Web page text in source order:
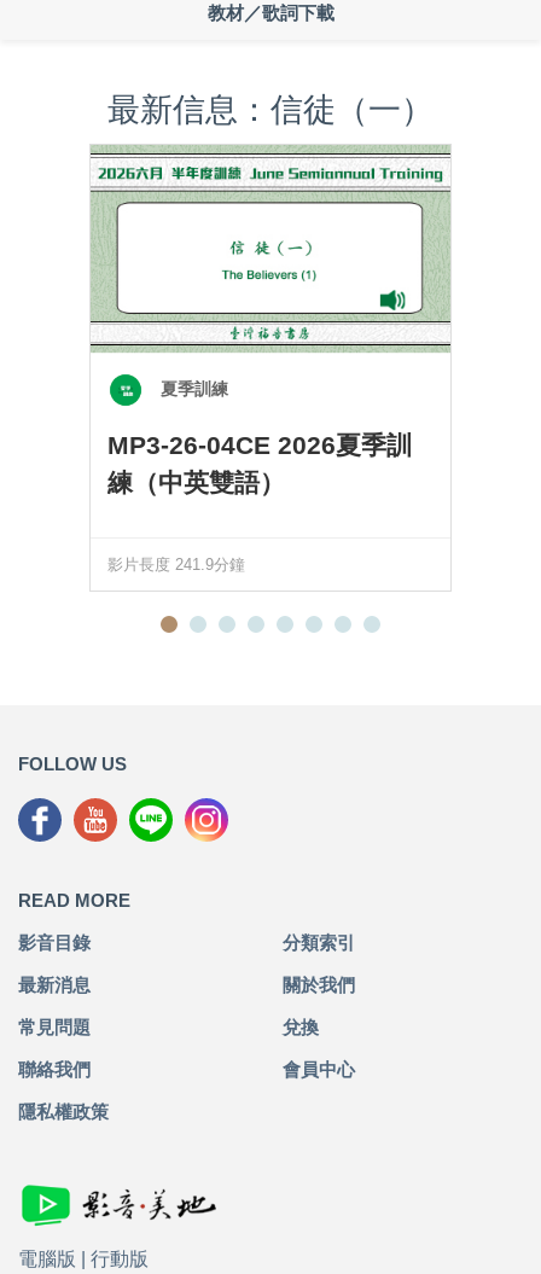
教材／歌詞下載
最新信息：信徒（一）
夏季訓練
MP3-26-04CE 2026夏季訓
練（中英雙語）
影片長度 241.9分鐘
FOLLOW US
READ MORE
影音目錄 分類索引
最新消息 關於我們
常見問題 兌換
聯絡我們 會員中心
隱私權政策
電腦版 行動版